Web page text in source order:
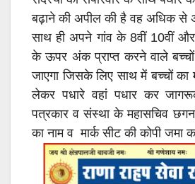
बढ़ाने की अपील की है वह अधिक से
साथ ही अपने गांव के 8वीं 10वीं और
के ऊपर अंक प्राप्त करने वाले बच्चों
जाएगा जिसके लिए साथ में बच्चों का
लेकर पधारे वहां पधार कर
पत्रकार व संस्था के महासचिव छगन
का नाम व मार्क सीट की कोपी जमा